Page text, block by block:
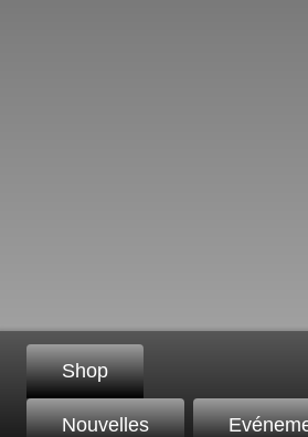
Shop
Nouvelles